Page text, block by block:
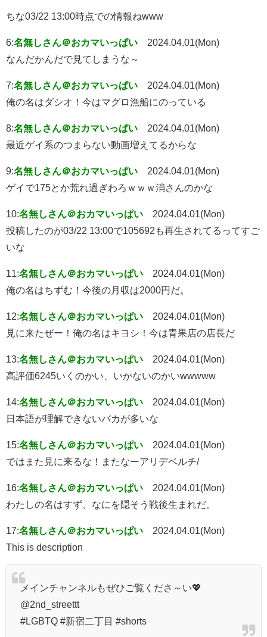
ちな03/22 13:00時点での情報ねwww
6:名無しさん＠おカマいっぱい
2024.04.01(Mon)
なんだかんだで見てしまうな～
7:名無しさん＠おカマいっぱい
2024.04.01(Mon)
俺の名はダシオ！今はマグロ漁船にのっている
8:名無しさん＠おカマいっぱい
2024.04.01(Mon)
最近ゲイ系のつまらない動画増えてるからな
9:名無しさん＠おカマいっぱい
2024.04.01(Mon)
ゲイで175とか荒れ過ぎわろｗｗｗ消さんのかな
10:名無しさん＠おカマいっぱい
2024.04.01(Mon)
投稿したのが03/22 13:00で105692も再生されてるってすご
いな
11:名無しさん＠おカマいっぱい
2024.04.01(Mon)
俺の名はちずむ！今後の月収は2000円だ。
12:名無しさん＠おカマいっぱい
2024.04.01(Mon)
見に来たぜー！俺の名はキヨシ！今は青果店の店長だ
13:名無しさん＠おカマいっぱい
2024.04.01(Mon)
高評価6245いくのかい、いかないのかいwwwww
14:名無しさん＠おカマいっぱい
2024.04.01(Mon)
日本語が理解できないバカが多いな
15:名無しさん＠おカマいっぱい
2024.04.01(Mon)
ではまた見に来るな！またなーアリデベルチ/
16:名無しさん＠おカマいっぱい
2024.04.01(Mon)
わたしの名はすず、なにを隠そう戦後生まれだ。
17:名無しさん＠おカマいっぱい
2024.04.01(Mon)
This is description
メインチャンネルもぜひご覧くださ～い💖
@2nd_streettt
#LGBTQ #新宿二丁目 #shorts